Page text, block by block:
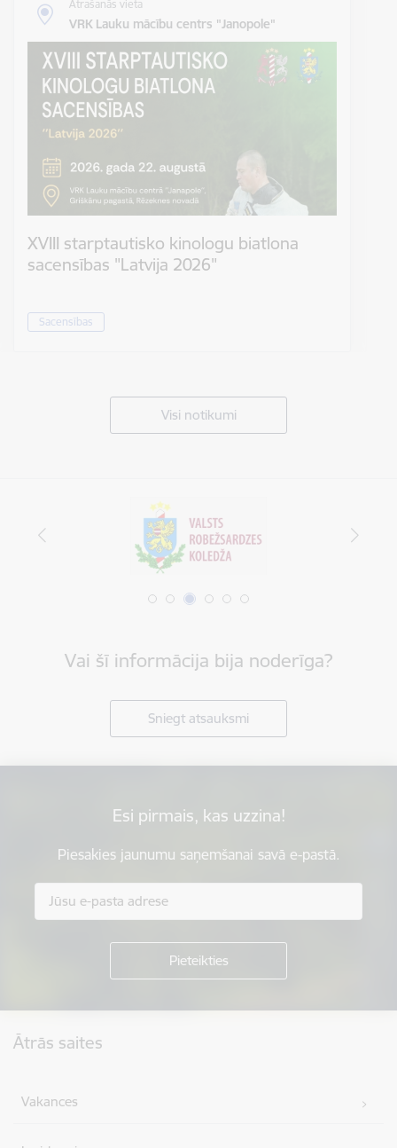
Atrašanās vieta
VRK Lauku mācību centrs "Janopole"
XVIII starptautisko kinologu biatlona
sacensības "Latvija 2026"
Sacensības
Visi notikumi
Vai šī informācija bija noderīga?
Sniegt atsauksmi
Esi pirmais, kas uzzina!
Piesakies jaunumu saņemšanai savā e-pastā.
Ātrās saites
Vakances